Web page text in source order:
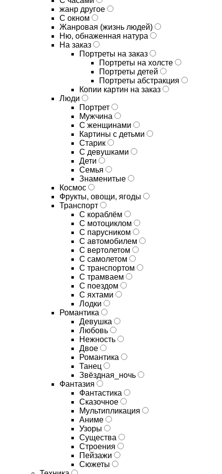
жанр другое
С окном
Жанровая (жизнь людей)
Ню, обнаженная натура
На заказ
Портреты на заказ
Портреты на холсте
Портреты детей
Портреты абстракция
Копии картин на заказ
Люди
Портрет
Мужчина
С женщинами
Картины с детьми
Старик
С девушками
Дети
Семья
Знаменитые
Космос
Фрукты, овощи, ягоды
Транспорт
С кораблём
С мотоциклом
С парусником
С автомобилем
С вертолетом
С самолетом
С транспортом
С трамваем
С поездом
С яхтами
Лодки
Романтика
Девушка
Любовь
Нежность
Двое
Романтика
Танец
Звёздная_ночь
Фантазия
Фантастика
Сказочное
Мультипликация
Аниме
Узоры
Существа
Строения
Пейзажи
Сюжеты